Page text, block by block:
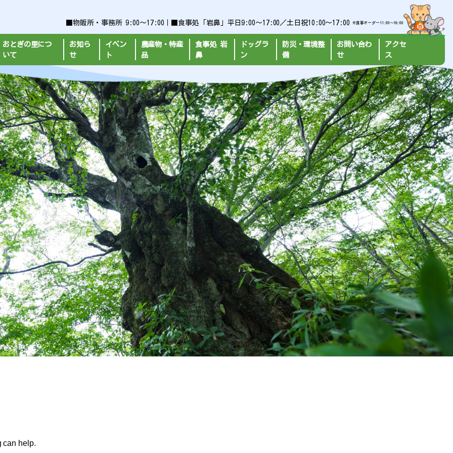
■物販所・事務所 9:00～17:00｜■食事処「岩鼻」平日9:00～17:00／土日祝10:00～17:00 ※食事オーダー11:00〜16:00
おとぎの里につ
いて
お知ら
せ
イベン
ト
農産物・特産
品
食事処 岩
鼻
ドッグラ
ン
防災・環境整
備
お問い合わ
せ
アクセ
ス
can help.